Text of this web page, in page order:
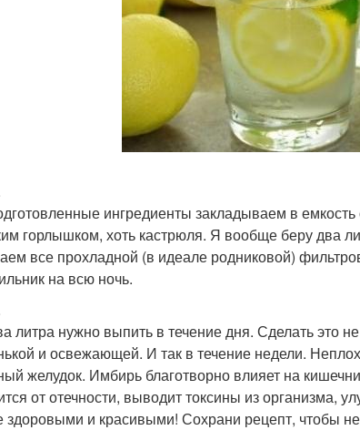
ингредиенты закладываем в
горлышком, хоть кастрюля. Я вообще беру два
все прохладной (в идеале родниковой)
на всю ночь.
литра нужно выпить в течение дня. Сделать это
и освежающей. И так в течение недели.
желудок. Имбирь благотворно влияет на
от отечности, выводит токсины из организма,
здоровыми и красивыми! Сохрани рецепт, чтобы